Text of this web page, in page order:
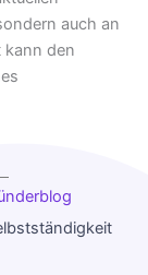
auch an
kann den